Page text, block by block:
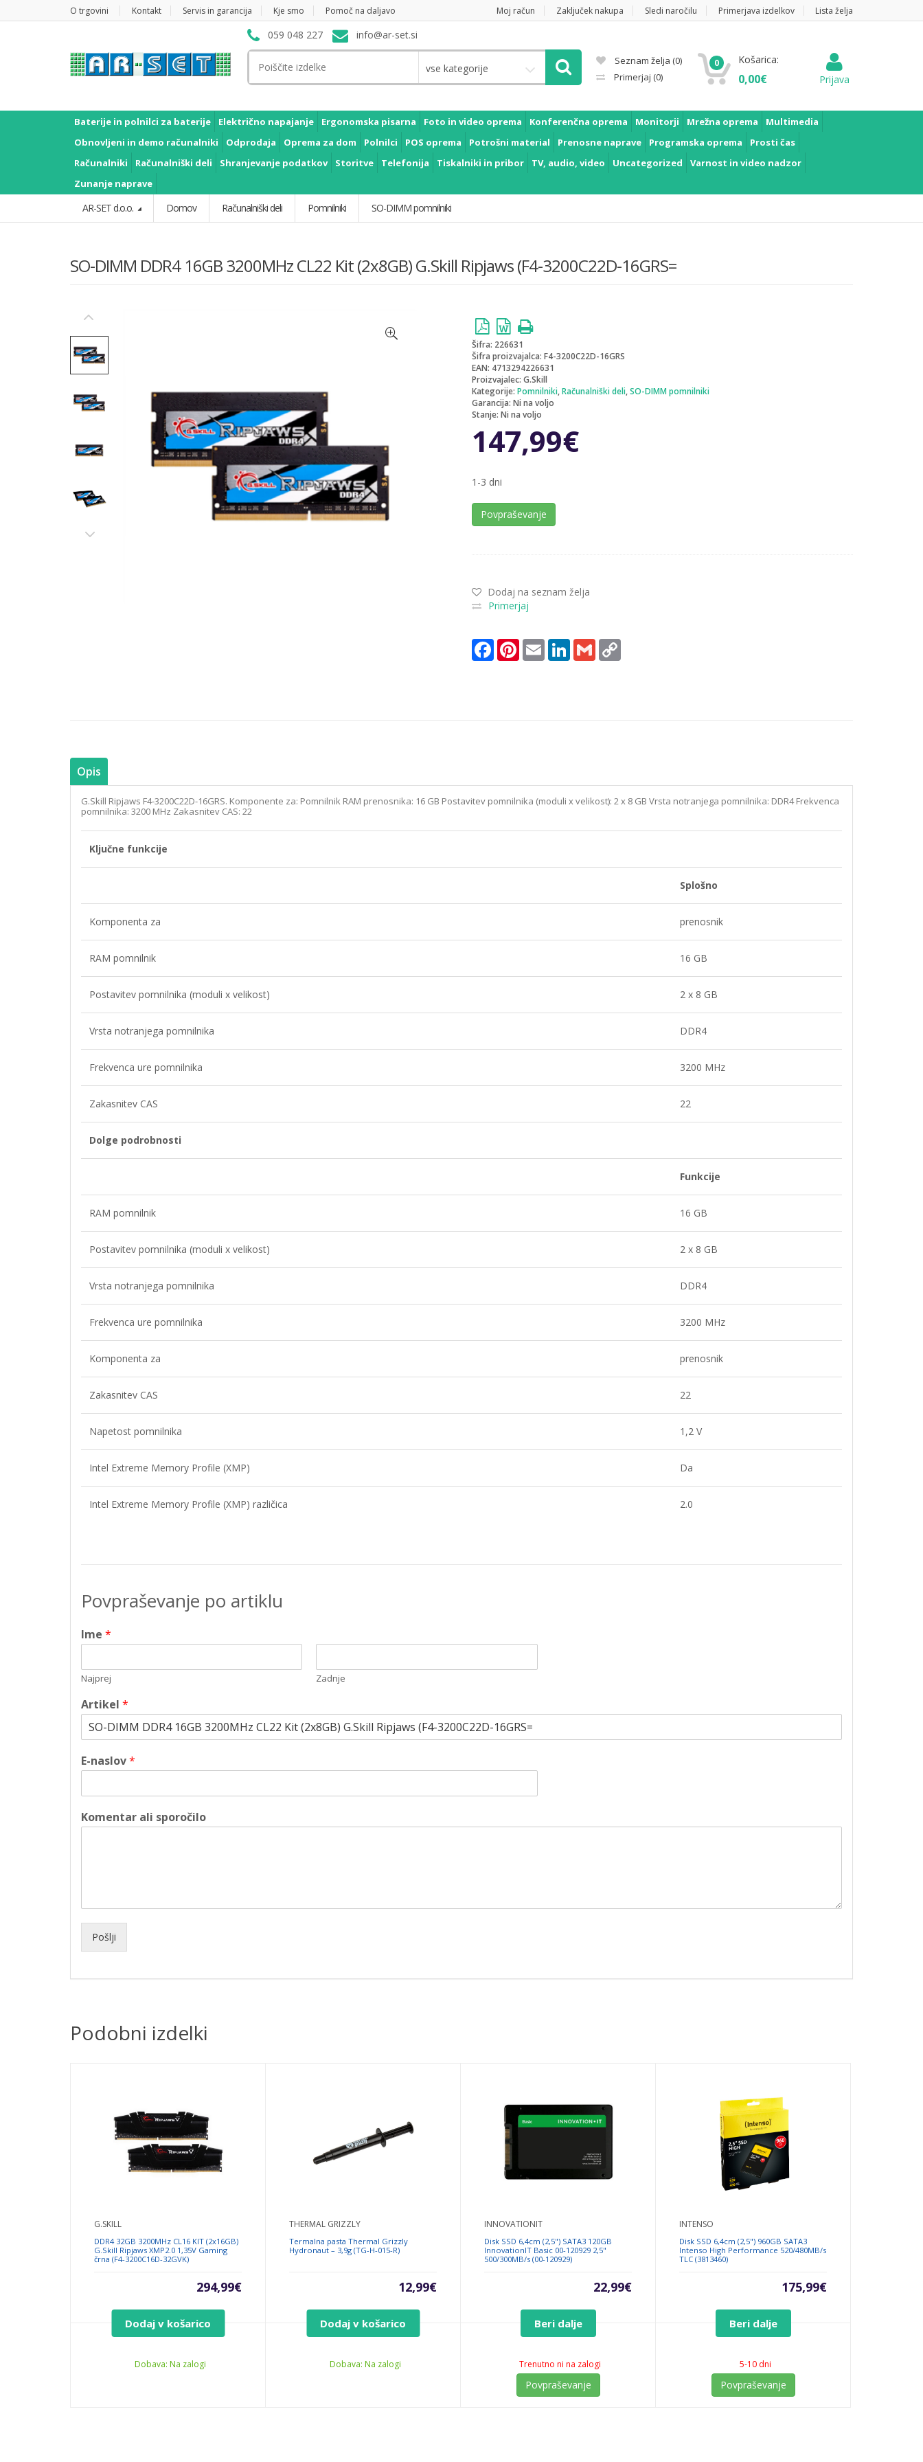
O trgovini Kontakt Servis in garancija Kje smo Pomoč na daljavo Moj račun Zaključek nakupa Sledi naročilu Primerjava izdelkov Lista želja
059 048 227
info@ar-set.si
vse kategorije
Seznam želja (0)
Primerjaj (0)
0 Košarica:
0,00€ Prijava
Baterije in polnilci za baterije Električno napajanje Ergonomska pisarna Foto in video oprema Konferenčna oprema Monitorji Mrežna oprema
Multimedia
Obnovljeni in demo računalniki
Odprodaja Oprema za dom Polnilci POS oprema Potrošni material Prenosne naprave Programska oprema
Prosti čas
Računalniki
Računalniški deli Shranjevanje podatkov Storitve Telefonija Tiskalniki in pribor TV, audio, video Uncategorized
Varnost in video nadzor
Zunanje naprave
AR-SET d.o.o. Domov Računalniški deli Pomnilniki SO-DIMM pomnilniki
SO-DIMM DDR4 16GB 3200MHz CL22 Kit (2x8GB) G.Skill Ripjaws (F4-3200C22D-16GRS=
Šifra: 226631
Šifra proizvajalca: F4-3200C22D-16GRS
EAN: 4713294226631
Proizvajalec: G.Skill
Kategorije: Pomnilniki,Računalniški deli,SO-DIMM pomnilniki
Garancija: Ni na voljo
Stanje: Ni na voljo
147,99€
1-3 dni
Povpraševanje
Dodaj na seznam želja
Primerjaj
FacebookPinterestEmail LinkedInGmail
Opis
G.Skill Ripjaws F4-3200C22D-16GRS. Komponente za: Pomnilnik RAM prenosnika: 16 GB Postavitev pomnilnika (moduli x velikost): 2 x 8 GB Vrsta notranjega pomnilnika: DDR4 Frekvenca
pomnilnika: 3200 MHz Zakasnitev CAS: 22
Ključne funkcije
Splošno
Komponenta za prenosnik
RAM pomnilnik 16 GB
Postavitev pomnilnika (moduli x velikost) 2 x 8 GB
Vrsta notranjega pomnilnika DDR4
Frekvenca ure pomnilnika 3200 MHz
Zakasnitev CAS 22
Dolge podrobnosti
Funkcije
RAM pomnilnik 16 GB
Postavitev pomnilnika (moduli x velikost) 2 x 8 GB
Vrsta notranjega pomnilnika DDR4
Frekvenca ure pomnilnika 3200 MHz
Komponenta za prenosnik
Zakasnitev CAS 22
Napetost pomnilnika 1,2 V
Intel Extreme Memory Profile (XMP) Da
Intel Extreme Memory Profile (XMP) različica 2.0
Povpraševanje po artiklu
Ime *
Najprej Zadnje
Artikel *
E-naslov*
Komentar ali sporočilo
Pošlji
Podobni izdelki
G.SKILL
DDR4 32GB 3200MHz CL16 KIT (2x16GB)
G.Skill Ripjaws XMP2.0 1,35V Gaming
črna (F4-3200C16D-32GVK)
294,99€
Dodaj v košarico
Dobava: Na zalogi
THERMAL GRIZZLY
Termalna pasta Thermal Grizzly
Hydronaut – 3,9g (TG-H-015-R)
12,99€
Dodaj v košarico
Dobava: Na zalogi
INNOVATIONIT
Disk SSD 6,4cm (2,5") SATA3 120GB
InnovationIT Basic 00-120929 2,5"
500/300MB/s (00-120929)
22,99€
Beri dalje
Trenutno ni na zalogi
Povpraševanje
INTENSO
Disk SSD 6,4cm (2,5") 960GB SATA3
Intenso High Performance 520/480MB/s
TLC (3813460)
175,99€
Beri dalje
5-10 dni
Povpraševanje